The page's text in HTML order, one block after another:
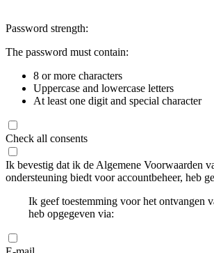
Password strength:
The password must contain:
8 or more characters
Uppercase and lowercase letters
At least one digit and special character
Check all consents
Ik bevestig dat ik de Algemene Voorwaarden
ondersteuning biedt voor accountbeheer, heb
Ik geef toestemming voor het ontvangen
heb opgegeven via: